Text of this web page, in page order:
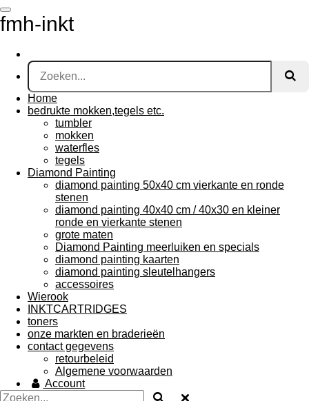
Ga
direct
hoofdinhoud
fmh-inkt
Home
bedrukte mokken,tegels etc.
tumbler
mokken
waterfles
tegels
Diamond Painting
diamond painting 50x40 cm vierkante en ronde
stenen
diamond painting 40x40 cm / 40x30 en kleiner
ronde en vierkante stenen
grote maten
Diamond Painting meerluiken en specials
diamond painting kaarten
diamond painting sleutelhangers
accessoires
Wierook
INKTCARTRIDGES
toners
onze markten en braderieën
contact gegevens
retourbeleid
Algemene voorwaarden
Account